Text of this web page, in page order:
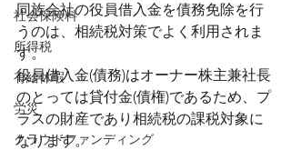
社会保険料
所得税
有給休暇
労災
クラウドファンディング
同族会社の役員借入金を債務免除を行
うのは、相続税対策でよく利用されま
す。
役員借入金(債務)はオーナー株主兼社長
のとっては貸付金(債権)であるため、プ
ラスの財産であり相続税の課税対象に
なります。